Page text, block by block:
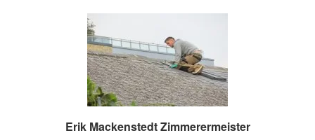
Erik Mackenstedt Zimmerermeister